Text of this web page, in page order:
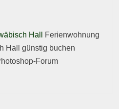
Hall
Ferienwohnung
Hall günstig buchen
Forum